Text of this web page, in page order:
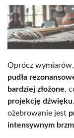
Oprócz
pudła
bardziej złożone,
projekcję dźwięku
ożebrowanie jest
intensywnym